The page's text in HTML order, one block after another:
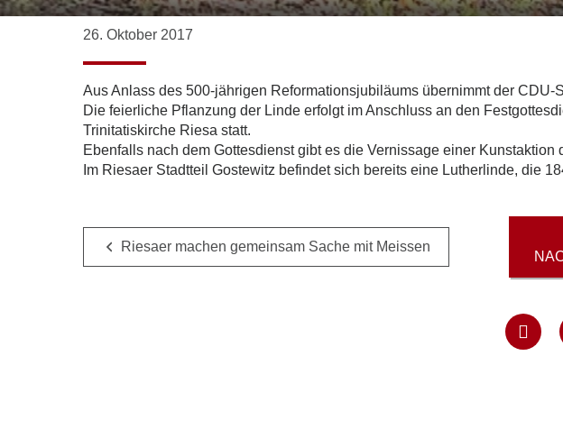
26. Oktober 2017
Aus Anlass des 500-jährigen Reformationsjubiläums übernimmt der
Die feierliche Pflanzung der Linde erfolgt im Anschluss an den
Trinitatiskirche Riesa statt.
Ebenfalls nach dem Gottesdienst gibt es die Vernissage einer
Im Riesaer Stadtteil Gostewitz befindet sich bereits eine Lutherlinde, die
Riesaer machen gemeinsam Sache mit Meissen